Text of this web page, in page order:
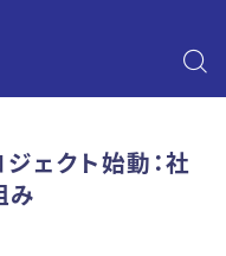
ェクト始動：社
み